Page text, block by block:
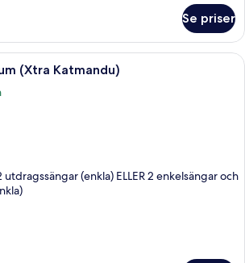
Se priser
Minibar, värdeförvaringsskåp på
(Xtra Katmandu)
(enkla) ELLER 2 enkelsängar och